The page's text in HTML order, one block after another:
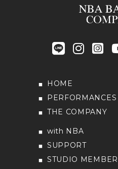
HOME
PERFORMANCES
THE COMPANY
with NBA
SUPPORT
STUDIO